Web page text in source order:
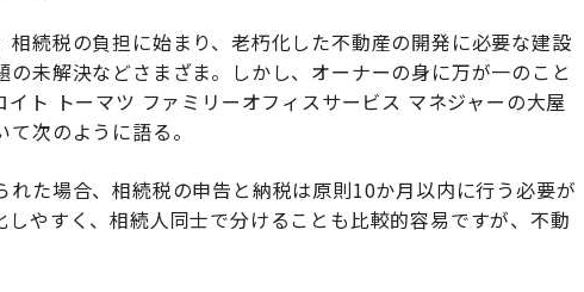
続税の負担に始まり、老朽化した不動産の開発に必要な建設
未解決などさまざま。しかし、オーナーの身に万が一のこと
ト トーマツ ファミリーオフィスサービス マネジャーの大屋
次のように語る。
れた場合、相続税の申告と納税は原則10か月以内に行う必要が
やすく、相続人同士で分けることも比較的容易ですが、不動